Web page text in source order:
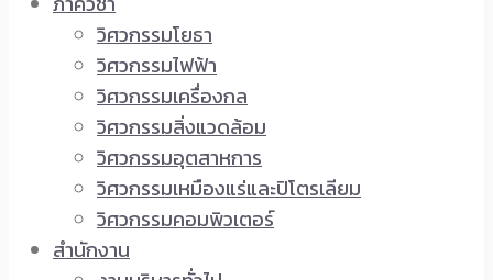
วิศวกรรมโยธา
วิศวกรรมไฟฟ้า
วิศวกรรมเครื่องกล
วิศวกรรมสิ่งแวดล้อม
วิศวกรรมอุตสาหการ
วิศวกรรมเหมืองแร่และปิโตรเลียม
วิศวกรรมคอมพิวเตอร์
สำนักงาน